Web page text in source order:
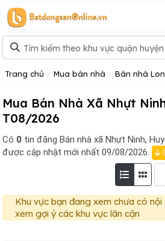
Trang chủ Mua bán nhà Bán nhà
Mua Bán Nhà Xã Nhựt
T08/2026
Có 0 tin đăng Bán nhà xã Nhựt Ninh,
được cập nhật mới nhất 09/08/2026.
Khu vực bạn đang xem chưa có
xem gợi ý các khu vực lân cận